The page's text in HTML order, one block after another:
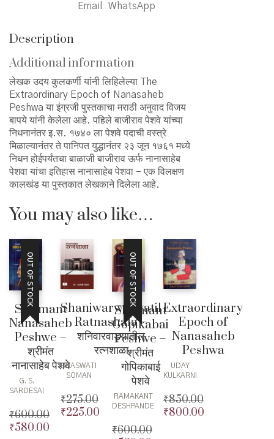
-
quantity
Email
WhatsApp
Description
Additional information
लेखक उदय कुलकर्णी यांनी लिहिलेल्या The
Extraordinary Epoch of Nanasaheb
Peshwa या इंग्रजी पुस्तकाचा मराठी अनुवाद विजय
बापये यांनी केलेला आहे. पहिले बाजीराव पेशवे यांच्या
निधनानंतर इ.स. १७४० ला पेशवे पदाची वस्त्रे
मिळाल्यानंतर ते पानिपत युद्धानंतर २३ जून १७६१ मध्ये
निधन होईपर्यंतचा बाळाजी बाजीराव ऊर्फ नानासाहेब
पेशवा यांचा इतिहास नानासाहेब पेशवा – एक विलक्षण
कालखंड या पुस्तकात लेखकाने दिलेला आहे.
You may also like…
OUT OF STOCK
Shrimant
Nanasaheb
Peshwe –
श्रीमंत
नानासाहेब पेशवे
G. S.
SARDESAI
₹600.00
Original
₹580.00
Shaniwarwadyatil
Ratnashala –
शनिवारवाड्यातील
रत्नशाळा
BHASWATI
SOMAN
₹275.00
Original
₹225.00
OUT OF STOCK
Shrimant
Gopikabai
Peshwe –
श्रीमंत
गोपिकाबाई
पेशवे
RAMAKANT
DESHPANDE
₹600.00
Extraordinary
Epoch of
Nanasaheb
Peshwa
UDAY
KULKARNI
₹850.00
Original
₹800.00